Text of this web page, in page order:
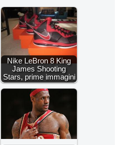
Nike LeBron 8 King
James Shooting
Stars, prime immagini